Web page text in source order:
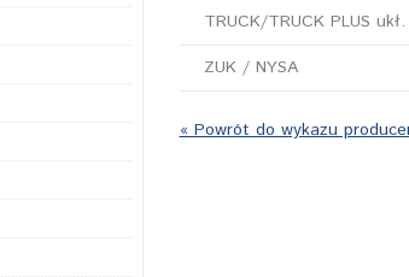
TRUCK/TRUCK PLUS
ZUK / NYSA
« Powrót do wykazu